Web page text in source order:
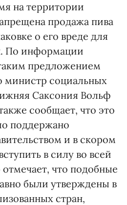
на территории
продажа пива
о его вреде для
По информации
предложением
министр социальных
Саксония Вольф
сообщает, что это
поддержано
и в скором
в силу во всей
отмечает, что подобные
были утверждены в
стран,